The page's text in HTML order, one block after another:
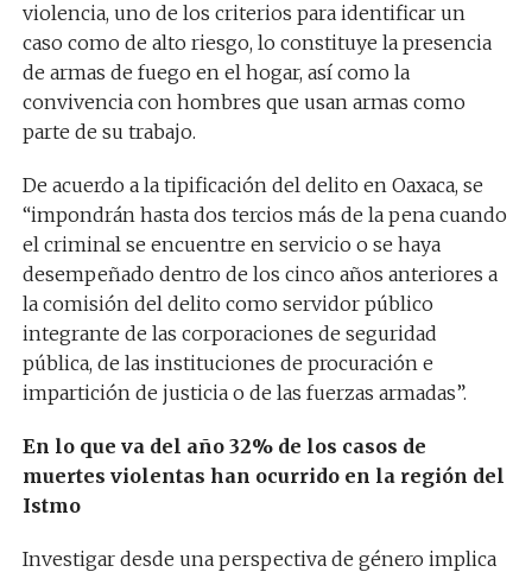
violencia, uno de los criterios para identificar un
caso como de alto riesgo, lo constituye la presencia
de armas de fuego en el hogar, así como la
convivencia con hombres que usan armas como
parte de su trabajo.
De acuerdo a la tipificación del delito en Oaxaca, se
“impondrán hasta dos tercios más de la pena cuando
el criminal se encuentre en servicio o se haya
desempeñado dentro de los cinco años anteriores a
la comisión del delito como servidor público
integrante de las corporaciones de seguridad
pública, de las instituciones de procuración e
impartición de justicia o de las fuerzas armadas”.
En lo que va del año 32% de los casos de
muertes violentas han ocurrido en la región del
Istmo
Investigar desde una perspectiva de género implica